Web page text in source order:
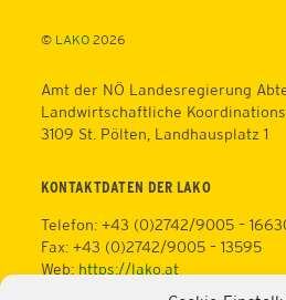
© LAKO2026
Amt der NÖ Landesregierung
Landwirtschaftliche
3109 St. Pölten, Landhausplatz 1
KONTAKTDATEN DER LAKO
Telefon: +43 (0)2742/9005 –
Fax: +43 (0)2742/9005 – 13595
Web: https://lako.at